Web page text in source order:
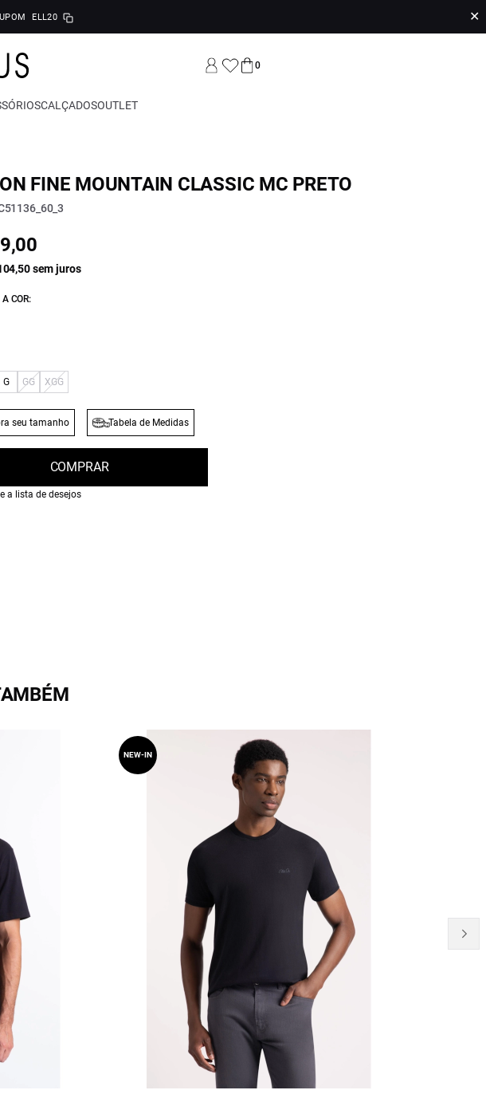
ELL20 ✕
0
CALÇADOSOUTLET
FINE MOUNTAIN CLASSIC MC PRETO
sem juros
COR:
G GG XGG
seu tamanho Tabela de Medidas
COMPRAR
a lista de desejos
NEW-IN